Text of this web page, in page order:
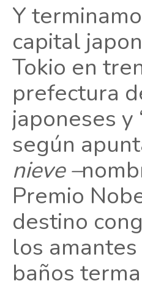
Y
capital
Tokio en
prefectura
japoneses y
según
nieve –
Premio
destino
los
baños